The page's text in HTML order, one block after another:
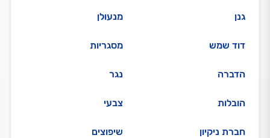
גנן
דוד שמש
הדברה
הובלות
חברת ניקיון
מנעולן
מסגריות
נגר
צבעי
שיפוצים